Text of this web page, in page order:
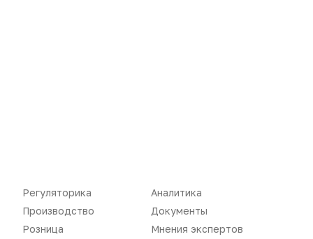
Регуляторика Вебинары
Регуляторика
Производство
Розница
Аналитика
Документы
Мнения экспертов